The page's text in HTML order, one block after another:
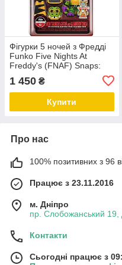
Фігурки 5 ночей з Фредді
Funko Five Nights At
Freddy's (FNAF) Snaps:
Glamrock Chica
1 450 ₴
Купити
Про нас
100% позитивних з 96
Працює з 23.11.2016
м. Дніпро
пр. Слобожанський 19,
Контакти
Сьогодні працює з